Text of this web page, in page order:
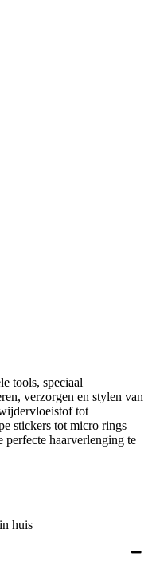
tools, speciaal
verzorgen en stylen van
tot
stickers tot micro rings
perfecte haarverlenging te
huis